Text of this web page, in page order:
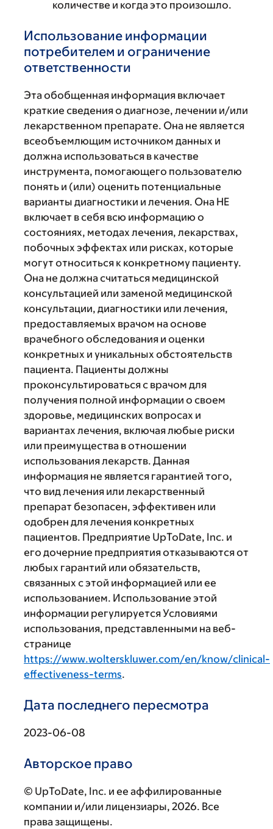
количестве и когда это произошло.
Использование информации
потребителем и ограничение
ответственности
Эта обобщенная информация включает
краткие сведения о диагнозе, лечении и/или
лекарственном препарате. Она не является
всеобъемлющим источником данных и
должна использоваться в качестве
инструмента, помогающего пользователю
понять и (или) оценить потенциальные
варианты диагностики и лечения. Она НЕ
включает в себя всю информацию о
состояниях, методах лечения, лекарствах,
побочных эффектах или рисках, которые
могут относиться к конкретному пациенту.
Она не должна считаться медицинской
консультацией или заменой медицинской
консультации, диагностики или лечения,
предоставляемых врачом на основе
врачебного обследования и оценки
конкретных и уникальных обстоятельств
пациента. Пациенты должны
проконсультироваться с врачом для
получения полной информации о своем
здоровье, медицинских вопросах и
вариантах лечения, включая любые риски
или преимущества в отношении
использования лекарств. Данная
информация не является гарантией того,
что вид лечения или лекарственный
препарат безопасен, эффективен или
одобрен для лечения конкретных
пациентов. Предприятие UpToDate, Inc. и
его дочерние предприятия отказываются от
любых гарантий или обязательств,
связанных с этой информацией или ее
использованием. Использование этой
информации регулируется Условиями
использования, представленными на веб-
странице
https://www.wolterskluwer.com/en/know/clinical-
effectiveness-terms.
Дата последнего пересмотра
2023-06-08
Авторское право
© UpToDate, Inc. и ее аффилированные
компании и/или лицензиары, 2026. Все
права защищены.